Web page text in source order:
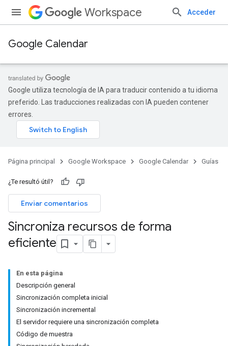
Workspace Acceder
Google Calendar
Google utiliza tecnología de IA para traducir contenido a tu idioma
preferido. Las traducciones realizadas con IA pueden contener
errores.
Página principal Google Workspace Google Calendar Guías
¿Te resultó útil?
Enviar comentarios
Sincroniza recursos de forma
eficiente
En esta página
Descripción general
Sincronización completa inicial
Sincronización incremental
El servidor requiere una sincronización completa
Código de muestra